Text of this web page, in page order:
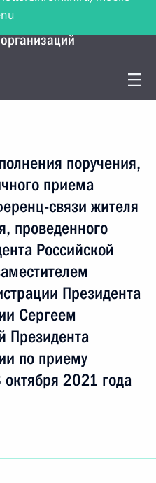
работе с
поручения,
приема
связи жителя
проведенного
Российской
Президента
Сергеем
Президента
по приему
2021 года